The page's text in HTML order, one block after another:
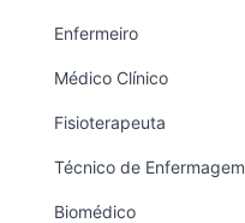
Enfermeiro
Médico Clínico
Fisioterapeuta
Técnico de Enfermagem
Biomédico